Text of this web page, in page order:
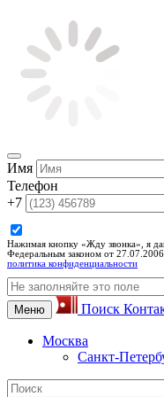
Имя
Телефон
+7
Нажимая кнопку «Жду звонка», я
Федеральным законом от
политика конфиденциальности
Меню
Поиск
Москва
Санкт-